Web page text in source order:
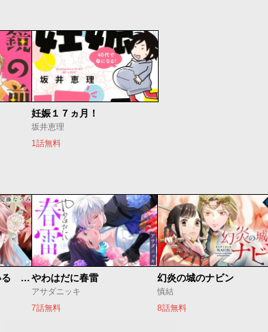
妊娠１７ヵ月！
坂井恵理
1話無料
私たちはどうかしている 妻恋いやわはだに春雷
アサダニッキ
7話無料
幻炎の城のナビン
慎結
8話無料